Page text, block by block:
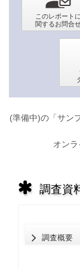
(準備中)の「サン
オン
調査資
調査概要